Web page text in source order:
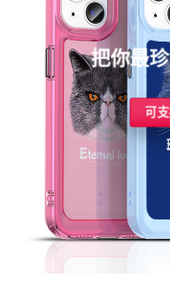
把你最
可